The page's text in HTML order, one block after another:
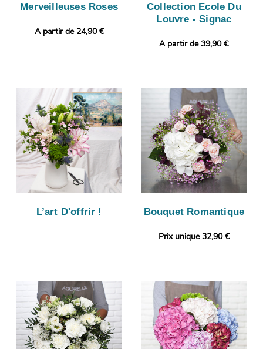
Merveilleuses Roses
A partir de 24,90 €
Collection Ecole Du
Louvre - Signac
A partir de 39,90 €
L’art D'offrir ! Bouquet Romantique
Prix unique 32,90 €